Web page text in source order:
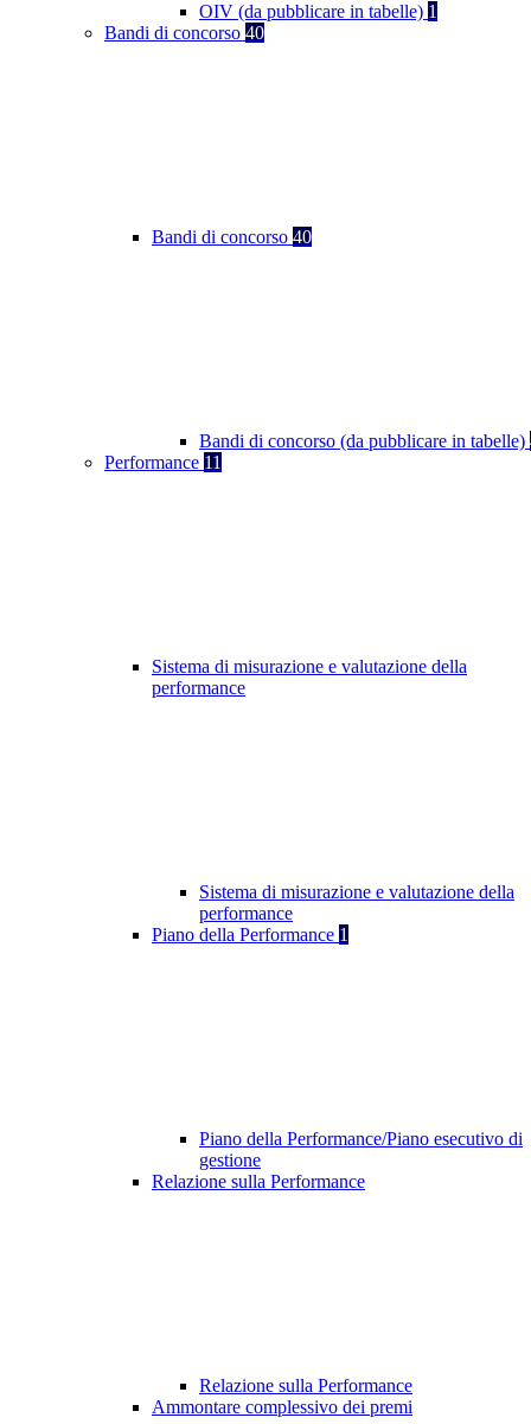
OIV (da pubblicare in tabelle) 1
Bandi di concorso 40
Bandi di concorso 40
Bandi di concorso (da pubblicare in tabelle)
Performance 11
Sistema di misurazione e valutazione della
performance
Sistema di misurazione e valutazione della
performance
Piano della Performance 1
Piano della Performance/Piano esecutivo di
gestione
Relazione sulla Performance
Relazione sulla Performance
Ammontare complessivo dei premi